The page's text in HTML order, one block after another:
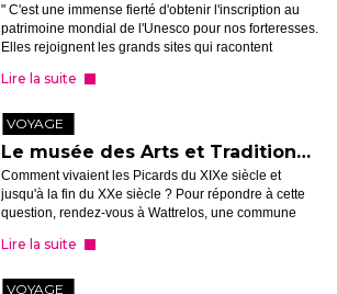
" C'est une immense fierté d'obtenir l'inscription au
patrimoine mondial de l'Unesco pour nos forteresses.
Elles rejoignent les grands sites qui racontent
qu'Hélène Sandragné, la prés...
Lire la suite
VOYAGE
Le musée des Arts et Traditions populaires à Wattrelos
Comment vivaient les Picards du XIXe siècle et
jusqu'à la fin du XXe siècle ? Pour répondre à cette
question, rendez-vous à Wattrelos, une commune
Tourcoing. Dans l'une de ces ancienn...
Lire la suite
VOYAGE